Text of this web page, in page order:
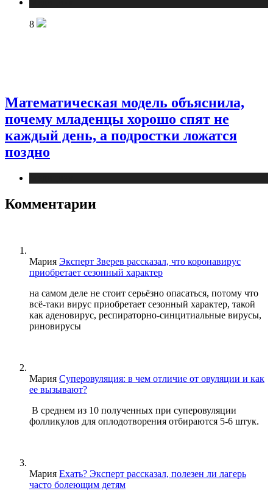
8
Математическая модель объяснила,
почему младенцы хорошо спят не
каждый день, а подростки ложатся
поздно
Комментарии
Мария Эксперт Зверев рассказал, что коронавирус
приобретает сезонный характер
на самом деле не стоит серьёзно опасаться, потому что
всё-таки вирус приобретает сезонный характер, такой
как аденовирус, респираторно-синцитиальные вирусы,
риновирусы
Мария Суперовуляция: в чем отличие от овуляции и как
ее вызывают?
В среднем из 10 полученных при суперовуляции
фолликулов для оплодотворения отбираются 5-6 штук.
Мария Ехать? Эксперт рассказал, полезен ли лагерь
часто болеющим детям